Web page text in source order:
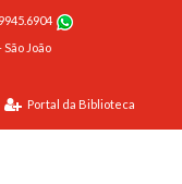
João
Portal da Biblioteca